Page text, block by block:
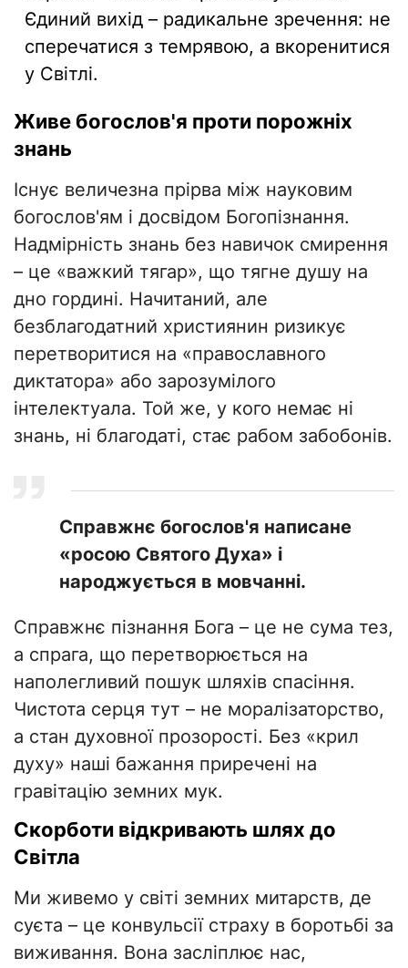
Єдиний вихід – радикальне зречення: не
сперечатися з темрявою, а вкоренитися
у Світлі.
Живе богослов'я проти порожніх
знань
​Існує величезна прірва між науковим
богослов'ям і досвідом Богопізнання.
Надмірність знань без навичок смирення
– це «важкий тягар», що тягне душу на
дно гордині. Начитаний, але
безблагодатний християнин ризикує
перетворитися на «православного
диктатора» або зарозумілого
інтелектуала. Той же, у кого немає ні
знань, ні благодаті, стає рабом забобонів.
​Справжнє богослов'я написане
«росою Святого Духа» і
народжується в мовчанні.
Справжнє пізнання Бога – це не сума тез,
а спрага, що перетворюється на
наполегливий пошук шляхів спасіння.
Чистота серця тут – не моралізаторство,
а стан духовної прозорості. Без «крил
духу» наші бажання приречені на
гравітацію земних мук.
Скорботи відкривають шлях до
Світла
Ми живемо у світі земних митарств, де
суєта – це конвульсії страху в боротьбі за
виживання. Вона засліплює нас,